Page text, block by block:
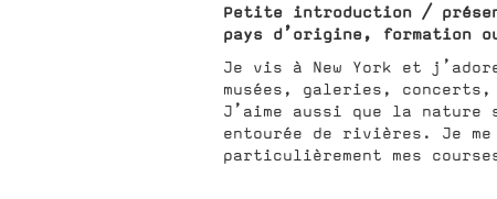
Petite introduction /
pays d’origine, formation
Je vis à New York et
musées, galeries,
J’aime aussi que la
entourée de rivières. Je
particulièrement mes